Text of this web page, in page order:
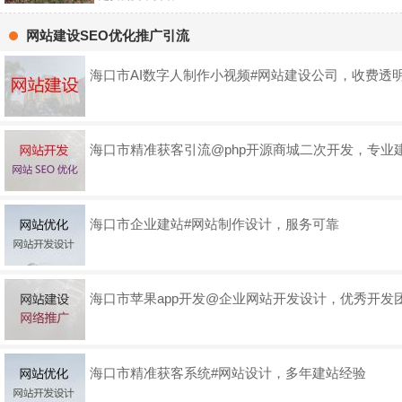
网站建设SEO优化推广引流
海口市AI数字人制作小视频#网站建设公司，收费透
海口市精准获客引流@php开源商城二次开发，专业
海口市企业建站#网站制作设计，服务可靠
海口市苹果app开发@企业网站开发设计，优秀开发
海口市精准获客系统#网站设计，多年建站经验